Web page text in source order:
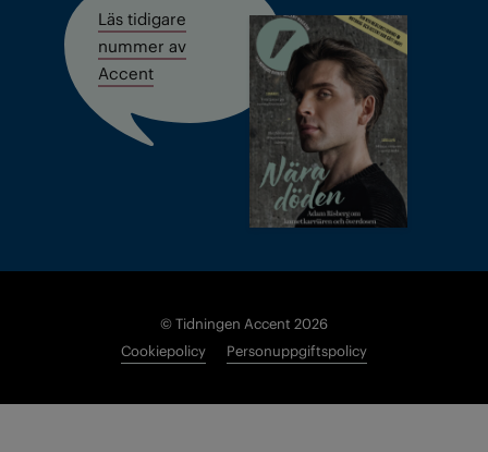
Läs tidigare
nummer av
Accent
© Tidningen Accent 2026
Cookiepolicy
Personuppgiftspolicy